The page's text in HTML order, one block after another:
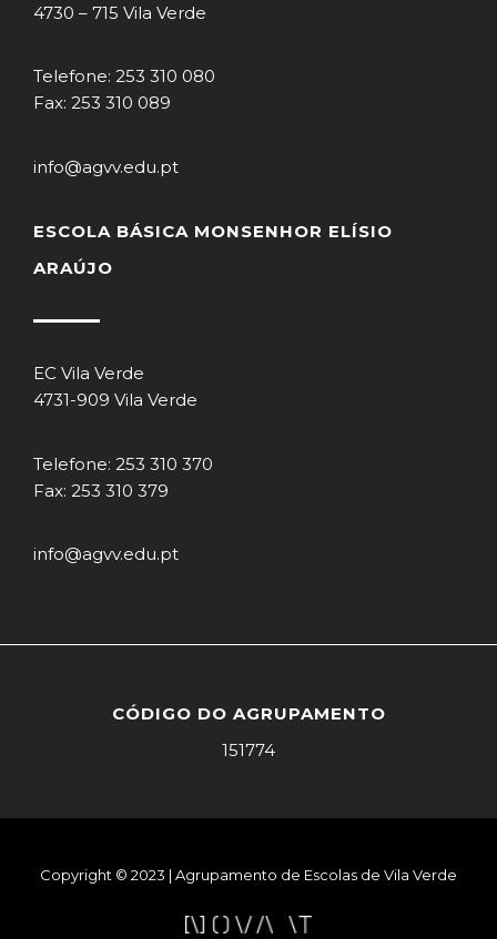
4730 – 715 Vila Verde
Telefone: 253 310 080
Fax: 253 310 089
info@agvv.edu.pt
ESCOLA BÁSICA MONSENHOR ELÍSIO
ARAÚJO
EC Vila Verde
4731-909 Vila Verde
Telefone: 253 310 370
Fax: 253 310 379
info@agvv.edu.pt
CÓDIGO DO AGRUPAMENTO
151774
Copyright © 2023 | Agrupamento de Escolas de Vila Verde